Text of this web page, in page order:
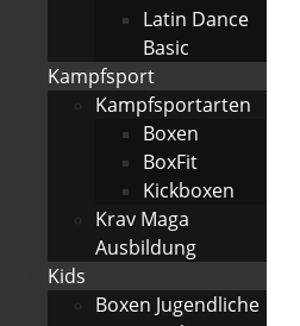
Latin Dance
Basic
Kampfsport
Kampfsportarten
Boxen
BoxFit
Kickboxen
Krav Maga
Ausbildung
Kids
Boxen Jugendliche